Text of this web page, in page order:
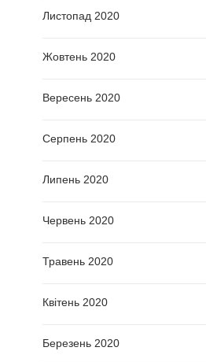
Листопад 2020
Жовтень 2020
Вересень 2020
Серпень 2020
Липень 2020
Червень 2020
Травень 2020
Квітень 2020
Березень 2020